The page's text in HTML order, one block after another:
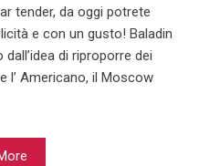
tender, da oggi potrete
e con un gusto! Baladin
di riproporre dei
l’ Americano, il Moscow